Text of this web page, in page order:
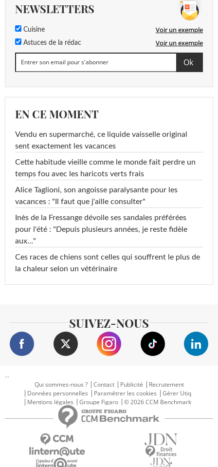
NEWSLETTERS
Cuisine Voir un exemple
Astuces de la rédac Voir un exemple
EN CE MOMENT
Vendu en supermarché, ce liquide vaisselle original
sent exactement les vacances
Cette habitude vieille comme le monde fait perdre un
temps fou avec les haricots verts frais
Alice Taglioni, son angoisse paralysante pour les
vacances : "Il faut que j'aille consulter"
Inès de la Fressange dévoile ses sandales préférées
pour l'été : "Depuis plusieurs années, je reste fidèle
aux…"
Ces races de chiens sont celles qui souffrent le plus de
la chaleur selon un vétérinaire
SUIVEZ-NOUS
...
Qui sommes-nous ?
Contact Publicité
Recrutement
Données personnelles
Paramétrer les cookies
Gérer Utiq
Mentions légales
Groupe Figaro © 2026 CCM Benchmark